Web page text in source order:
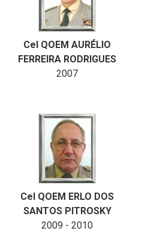
Cel QOEM AURÉLIO
FERREIRA RODRIGUES
2007
Cel QOEM ERLO DOS
SANTOS PITROSKY
2009 - 2010